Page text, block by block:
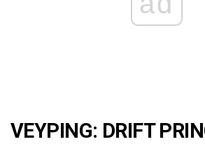
VEYPING: DRIFT